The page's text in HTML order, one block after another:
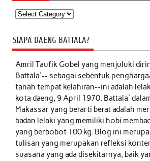
Kategori
SIAPA DAENG BATTALA?
Amril Taufik Gobelyang menjuluki
Battala'-- sebagai sebentuk
tanah tempat kelahiran--ini adalah
kota daeng, 9 April 1970. Battala'
Makassar yang berarti berat adalah
badan lelaki yang memiliki hobi
yang berbobot 100 kg. Blog ini
tulisan yang merupakan refleksi
suasana yang ada disekitarnya, baik